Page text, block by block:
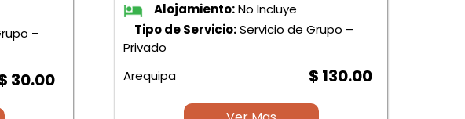
–
30.00
Alojamiento:No Incluye
Tipo de Servicio:Servicio de Grupo –
Privado
Arequipa
$ 130.00